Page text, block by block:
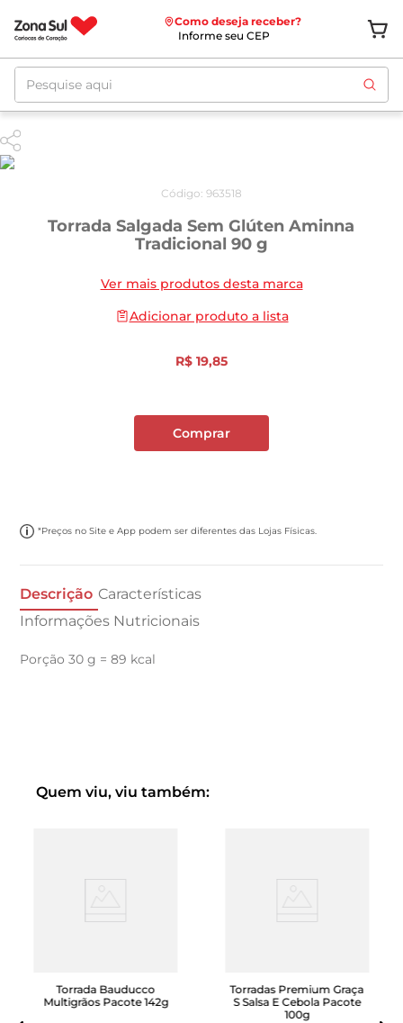
Como deseja receber?
Informe seu CEP
Pesquise aqui
Código: 963518
Torrada Salgada Sem Glúten Aminna
Tradicional 90 g
Ver mais produtos desta marca
Adicionar produto a lista
R$ 19,85
Comprar
*Preços no Site e App podem ser diferentes das Lojas Físicas.
Descrição Características
Informações Nutricionais
Porção 30 g = 89 kcal
Quem viu, viu também:
Torrada Bauducco
Multigrãos Pacote 142g
Torradas Premium Graça
S Salsa E Cebola Pacote
100g